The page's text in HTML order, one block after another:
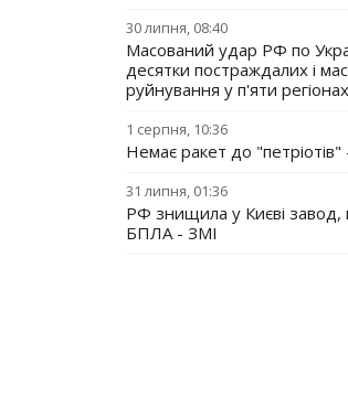
30 липня, 08:40
Масований удар РФ по
десятки постраждалих і
руйнування у п'яти регіонах
1 серпня, 10:36
Немає ракет до
31 липня, 01:36
РФ знищила у Києві завод,
БПЛА - ЗМІ